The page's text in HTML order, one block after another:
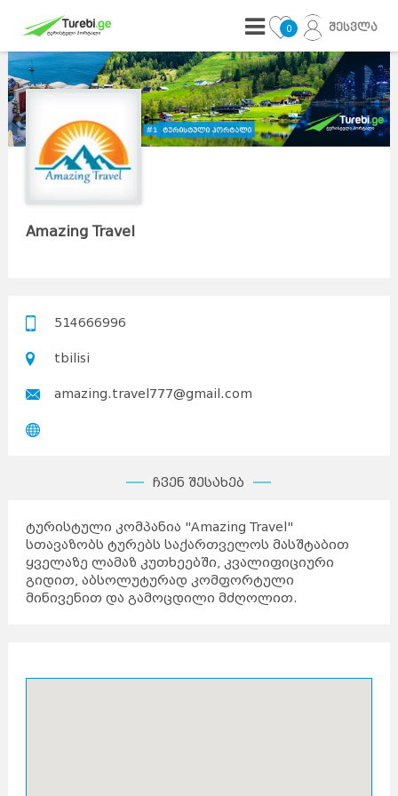
0 შესვლა
Amazing Travel
514666996
tbilisi
amazing.travel777@gmail.com
ჩვენ შესახებ
ტურისტული კომპანია "Amazing Travel"
სთავაზობს ტურებს საქართველოს მასშტაბით
ყველაზე ლამაზ კუთხეებში, კვალიფიციური
გიდით, აბსოლუტურად კომფორტული
მინივენით და გამოცდილი მძღოლით.